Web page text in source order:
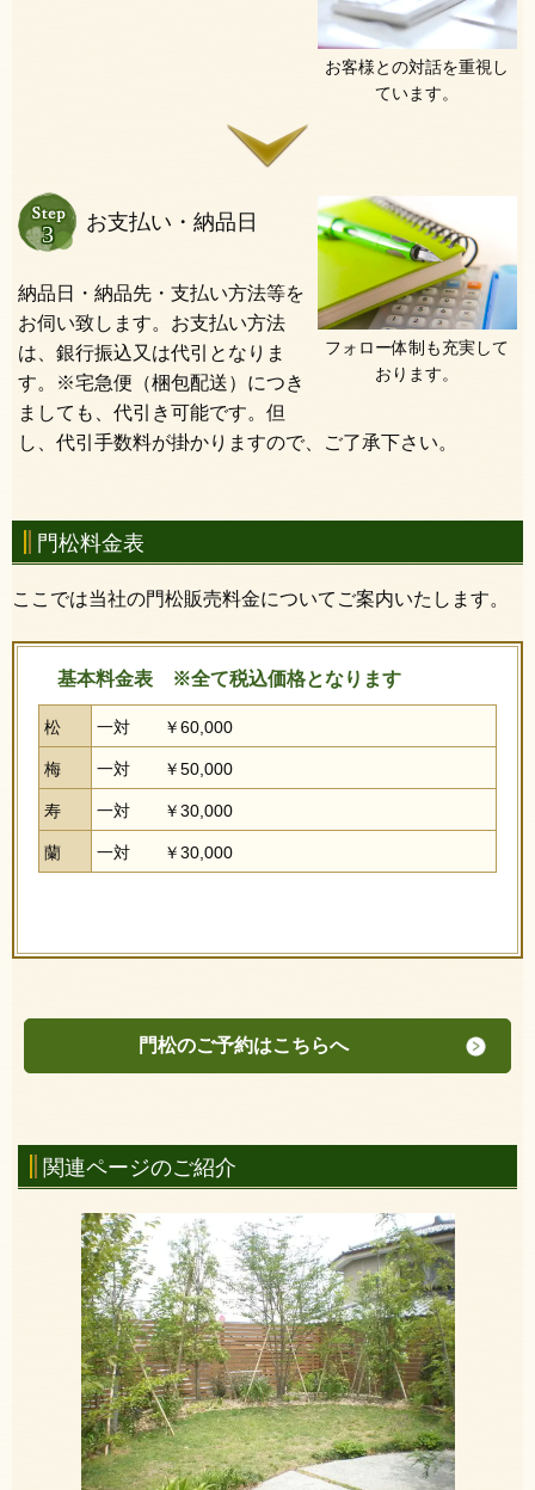
お客様との対話を重視し
ています。
フォロー体制も充実して
おります。
お支払い・納品日
納品日・納品先・支払い方法等を
お伺い致します。お支払い方法
は、銀行振込又は代引となりま
す。※宅急便（梱包配送）につき
ましても、代引き可能です。但
し、代引手数料が掛かりますので、ご了承下さい。
門松料金表
ここでは当社の門松販売料金についてご案内いたします。
基本料金表 ※全て税込価格となります
松 一対 ￥60,000
梅 一対 ￥50,000
寿 一対 ￥30,000
蘭 一対 ￥30,000
門松のご予約はこちらへ
関連ページのご紹介